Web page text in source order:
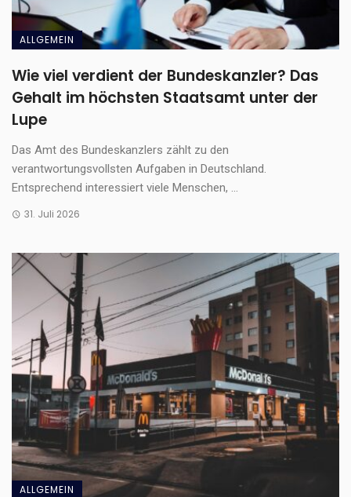
ALLGEMEIN
Wie viel verdient der Bundeskanzler? Das
Gehalt im höchsten Staatsamt unter der
Lupe
Das Amt des Bundeskanzlers zählt zu den
verantwortungsvollsten Aufgaben in Deutschland.
Entsprechend interessiert viele Menschen, ...
31. Juli 2026
ALLGEMEIN